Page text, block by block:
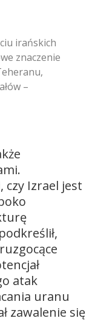
irańskich
znaczenie
–
czy Izrael jest
atak
uranu
zawalenie się